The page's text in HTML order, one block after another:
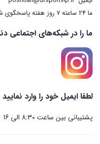
ما 24 ساعته 7 روز هفته پاسخگوی شما هستیم.
ما را در شبکه‌های اجتماعی
لطفا ایمیل خود را وارد نمایید
پشتیبانی بین ساعت 8:30 الی 16